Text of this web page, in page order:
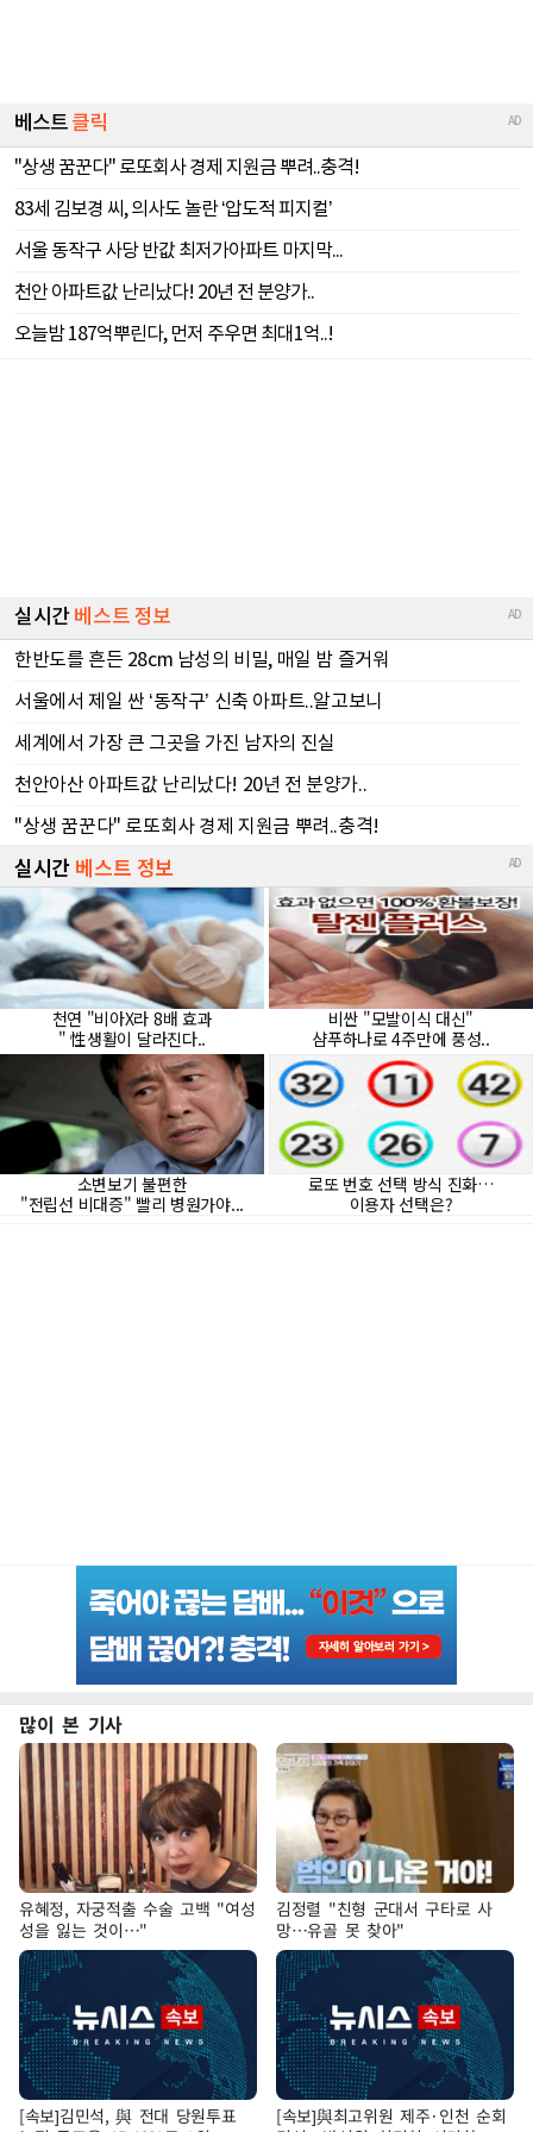
많이 본 기사
유혜정, 자궁적출 수술 고백 "여성
성을 잃는 것이…"
김정렬 "친형 군대서 구타로 사
망…유골 못 찾아"
[속보]김민석, 與 전대 당원투표
[속보]與최고위원 제주·인천 순회